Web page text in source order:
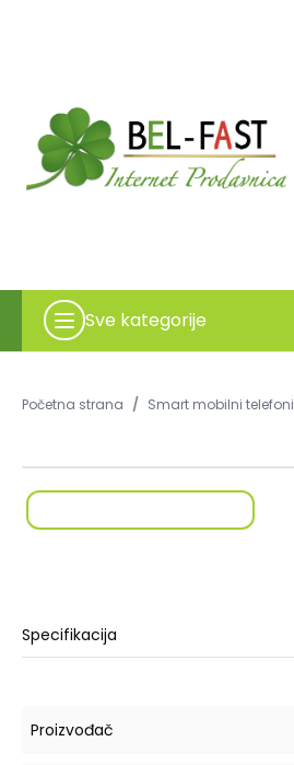
Sve kategorije
Početna strana / Smart mobilni telefoni
Specifikacija
Proizvođač